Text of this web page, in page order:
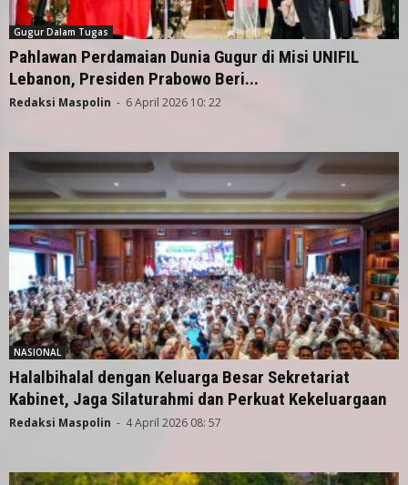
Gugur Dalam Tugas
Pahlawan Perdamaian Dunia Gugur di Misi UNIFIL
Lebanon, Presiden Prabowo Beri...
Redaksi Maspolin - 6 April 2026 10: 22
NASIONAL
Halalbihalal dengan Keluarga Besar Sekretariat
Kabinet, Jaga Silaturahmi dan Perkuat Kekeluargaan
Redaksi Maspolin - 4 April 2026 08: 57